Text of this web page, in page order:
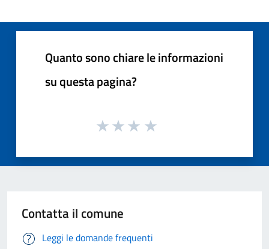
Quanto sono chiare le informazioni
su questa pagina?
Contatta il comune
Leggi le domande frequenti